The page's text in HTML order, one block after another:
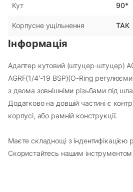
Кут 90*
Корпусне ущільнення ТАК
Інформація
Адаптер кутовий (штуцер-штуцер)
AGRF(1/4'-19 BSP)(O-Ring
з двома зовнішніми різьбами під
Додатково на довшій частині є
корпусі, або рамній конструкції.
Маєте складнощі з індентифікацією
Скористайтесь нашим інструментом